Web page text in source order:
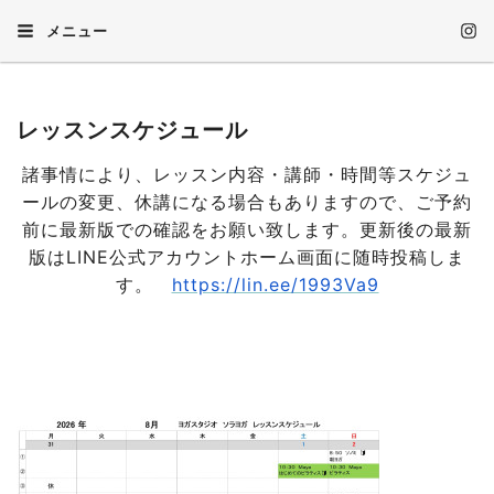
メニュー
レッスンスケジュール
諸事情により、レッスン内容・講師・時間等スケジュ
ールの変更、休講になる場合もありますので、ご予約
前に最新版での確認をお願い致します。更新後の最新
版はLINE公式アカウントホーム画面に随時投稿しま
す。 https://lin.ee/1993Va9